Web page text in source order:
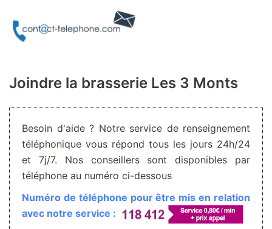
Aller
Joindre la brasserie Les 3 Monts
Besoin d'aide ? Notre service de renseignement
téléphonique vous répond tous les jours 24h/24
et 7j/7. Nos conseillers sont disponibles par
téléphone au numéro ci-dessous
Numéro de téléphone pour être mis en relation
avec notre service :